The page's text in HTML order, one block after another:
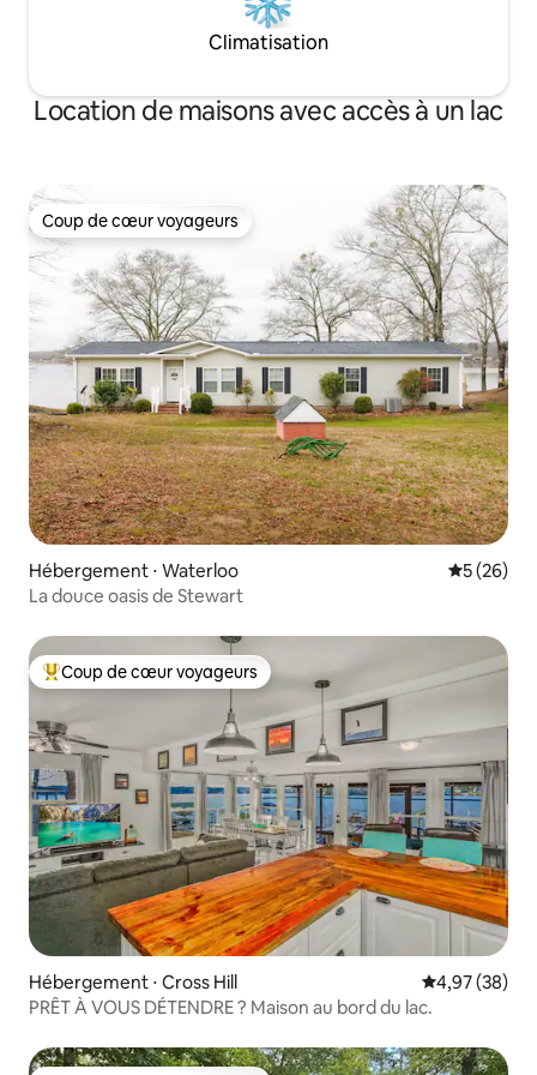
Climatisation
Location de maisons avec accès à un lac
Coup de cœur voyageurs
Coup de cœur voyageurs
Hébergement ⋅ Waterloo
5 (26)
La douce oasis de Stewart
Coups de cœur voyageurs les plus appréciés
Coup de cœur voyageurs
Hébergement ⋅ Cross Hill Évaluation
4,97 (38)
PRÊT À VOUS DÉTENDRE ? Maison au bord du lac.